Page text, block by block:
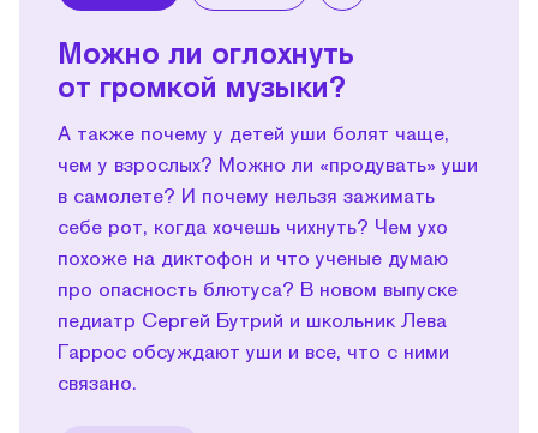
Можно ли оглохнуть
от громкой музыки?
А также почему у детей уши болят чаще,
чем у взрослых? Можно ли «продувать» уши
в самолете? И почему нельзя зажимать
себе рот, когда хочешь чихнуть? Чем ухо
похоже на диктофон и что ученые думаю
про опасность блютуса? В новом выпуске
педиатр Сергей Бутрий и школьник Лева
Гаррос обсуждают уши и все, что с ними
связано.